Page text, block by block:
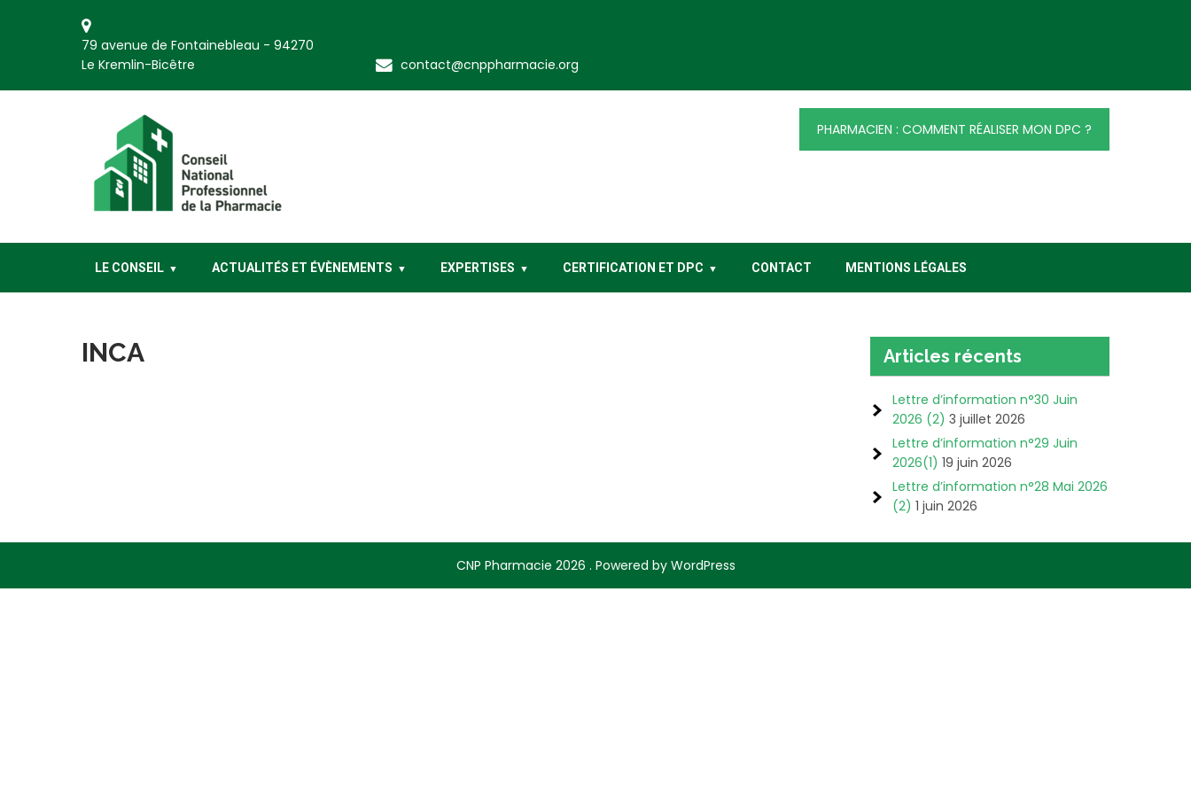
79 avenue de Fontainebleau - 94270
Le Kremlin-Bicêtre
contact@cnppharmacie.org
CNP Pharmacie
PHARMACIEN : COMMENT RÉALISER MON DPC ?
LE CONSEIL ACTUALITÉS ET ÉVÈNEMENTS EXPERTISES CERTIFICATION ET DPC CONTACT MENTIONS LÉGALES
INCA Articles récents
Lettre d’information n°30 Juin
2026 (2) 3 juillet 2026
Lettre d’information n°29 Juin
2026(1) 19 juin 2026
Lettre d’information n°28 Mai 2026
(2) 1 juin 2026
CNP Pharmacie 2026 . Powered by WordPress